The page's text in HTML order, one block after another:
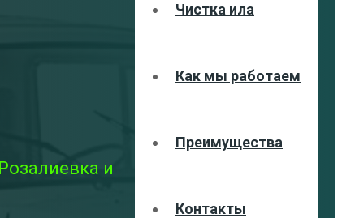
Чистка ила
Как мы работаем
Преимущества
Контакты
и